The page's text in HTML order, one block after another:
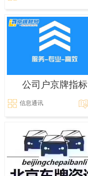
公司户京牌指标
信息通讯